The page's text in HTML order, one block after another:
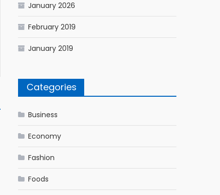
January 2026
February 2019
January 2019
Categories
Business
Economy
Fashion
Foods